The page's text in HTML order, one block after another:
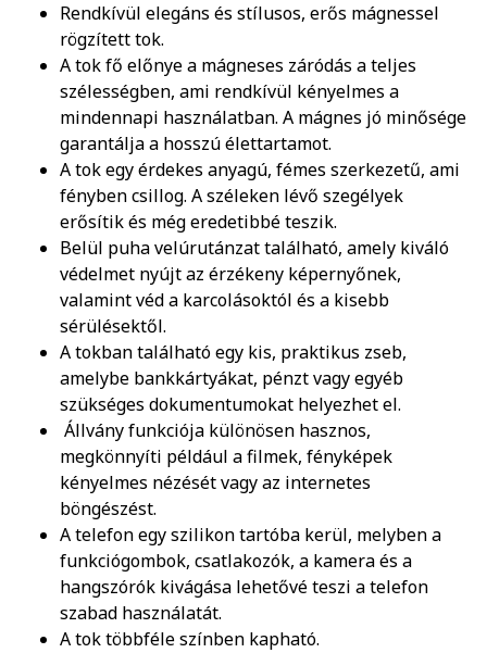
Rendkívül elegáns és stílusos, erős mágnessel
rögzített tok.
A tok fő előnye a mágneses záródás a teljes
szélességben, ami rendkívül kényelmes a
mindennapi használatban. A mágnes jó minősége
garantálja a hosszú élettartamot.
A tok egy érdekes anyagú, fémes szerkezetű, ami
fényben csillog. A széleken lévő szegélyek
erősítik és még eredetibbé teszik.
Belül puha velúrutánzat található, amely kiváló
védelmet nyújt az érzékeny képernyőnek,
valamint véd a karcolásoktól és a kisebb
sérülésektől.
A tokban található egy kis, praktikus zseb,
amelybe bankkártyákat, pénzt vagy egyéb
szükséges dokumentumokat helyezhet el.
Állvány funkciója különösen hasznos,
megkönnyíti például a filmek, fényképek
kényelmes nézését vagy az internetes
böngészést.
A telefon egy szilikon tartóba kerül, melyben a
funkciógombok, csatlakozók, a kamera és a
hangszórók kivágása lehetővé teszi a telefon
szabad használatát.
A tok többféle színben kapható.